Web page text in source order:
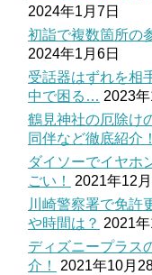
2024年1月7日
初詣で複数箇所の
2024年1月6日
受話器はずれを相
中で困る… 2023
鶴見神社の厄除け
同伴など徹底紹介！
ダイソーでイヤホ
ごい！
2021年12
川崎警察署で免許
や時間は？ 2021
ディズニープラス
介！
2021年10月